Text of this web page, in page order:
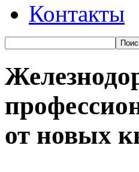
Контакты
от новых